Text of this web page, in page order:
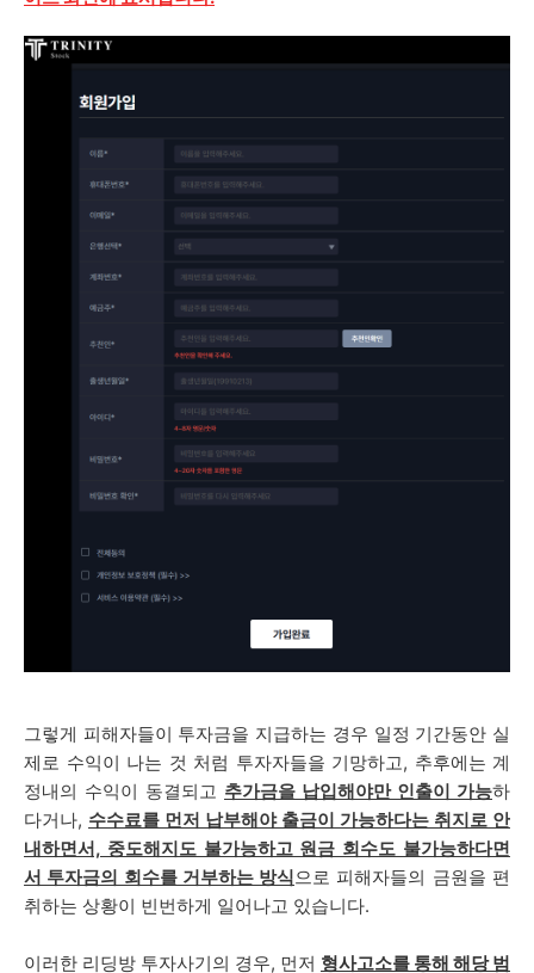
그렇게 피해자들이 투자금을 지급하는 경우 일정 기간동안 실
제로 수익이 나는 것 처럼 투자자들을 기망하고, 추후에는 계
정내의 수익이 동결되고 추가금을 납입해야만 인출이 가능하
다거나, 수수료를 먼저 납부해야 출금이 가능하다는 취지로 안
내하면서, 중도해지도 불가능하고 원금 회수도 불가능하다면
서 투자금의 회수를 거부하는 방식으로 피해자들의 금원을 편
취하는 상황이 빈번하게 일어나고 있습니다.
이러한 리딩방 투자사기의 경우, 먼저 형사고소를 통해 해당 범